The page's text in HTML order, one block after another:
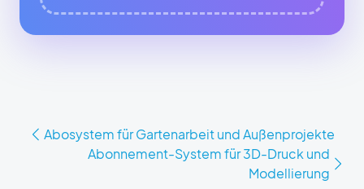
Abosystem für Gartenarbeit und Außenprojekte
Abonnement-System für 3D-Druck und
Modellierung